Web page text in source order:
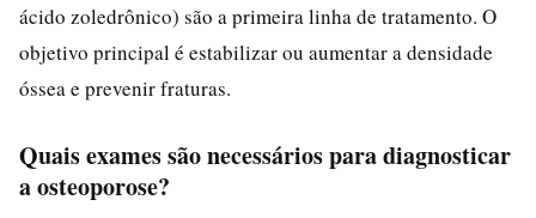
ácido zoledrônico) são a primeira linha de tratamento. O
objetivo principal é estabilizar ou aumentar a densidade
óssea e prevenir fraturas.
Quais exames são necessários para diagnosticar
a osteoporose?